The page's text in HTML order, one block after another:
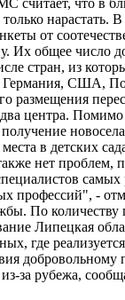
считает, что в
только нарастать.
от
Их общее число
стран, из
Германия, США,
размещения
центра.
в детских
нет проблем,
профессий", -
По количеству
Липецкая
где
добровольному
за рубежа,